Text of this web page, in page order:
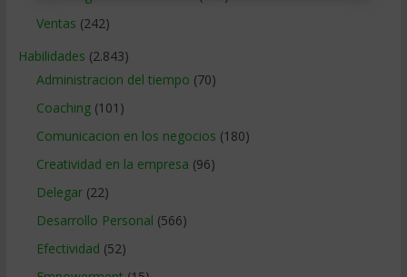
Ventas (242)
Habilidades (2.843)
Administracion del tiempo (70)
Coaching(101)
Comunicacion en los negocios (180)
Creatividad en la empresa (96)
Delegar(22)
Desarrollo Personal (566)
Efectividad (52)